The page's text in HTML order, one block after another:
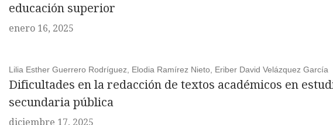
educación superior
enero 16, 2025
Lilia Esther Guerrero Rodríguez, Elodia Ramírez Nieto, Eriber David Velázquez García
Dificultades en la redacción de textos académicos en
secundaria pública
diciembre 17, 2025